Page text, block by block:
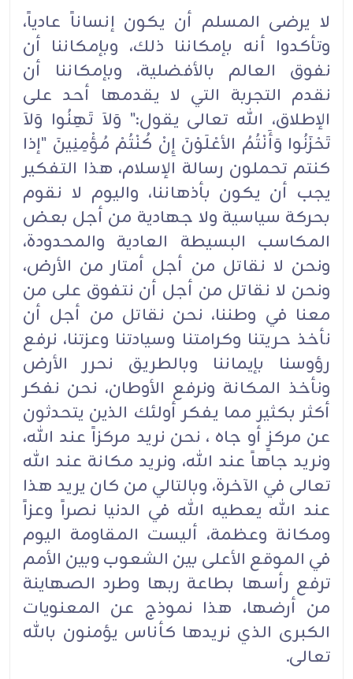
لا يرضى المسلم أن يكون إنساناً عادياً،
وتأكدوا أنه بإمكاننا ذلك، وبإمكاننا أن
نفوق العالم بالأفضلية، وبإمكاننا أن
نقدم التجربة التي لا يقدمها أحد على
الإطلاق، الله تعالى يقول:" وَلاَ تَهِنُوا وَلاَ
تَحْزَنُوا وَأَنْتُمُ الأعْلَوْنَ إِنْ كُنْتُمْ مُؤْمِنِينَ "إذا
كنتم تحملون رسالة الإسلام، هذا التفكير
يجب أن يكون بأذهاننا، واليوم لا نقوم
بحركة سياسية ولا جهادية من أجل بعض
المكاسب البسيطة العادية والمحدودة،
ونحن لا نقاتل من أجل أمتار من الأرض،
ونحن لا نقاتل من أجل أن نتفوق على من
معنا في وطننا، نحن نقاتل من أجل أن
نأخذ حريتنا وكرامتنا وسيادتنا وعزتنا، نرفع
رؤوسنا بإيماننا وبالطريق نحرر الأرض
ونأخذ المكانة ونرفع الأوطان، نحن نفكر
أكثر بكثير مما يفكر أولئك الذين يتحدثون
عن مركزٍ أو جاه ، نحن نريد مركزاً عند الله،
ونريد جاهاً عند الله، ونريد مكانة عند الله
تعالى في الآخرة، وبالتالي من كان يريد هذا
عند الله يعطيه الله في الدنيا نصراً وعزاً
ومكانة وعظمة، أليست المقاومة اليوم
في الموقع الأعلى بين الشعوب وبين الأمم
ترفع رأسها بطاعة ربها وطرد الصهاينة
من أرضها، هذا نموذج عن المعنويات
الكبرى الذي نريدها كأناس يؤمنون بالله
تعالى.